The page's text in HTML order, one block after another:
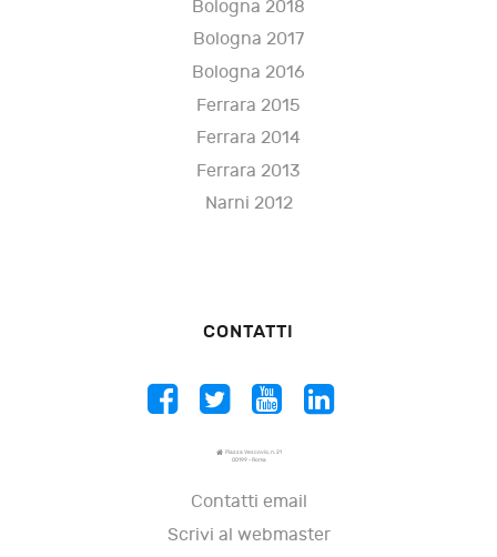
Bologna 2018
Bologna 2017
Bologna 2016
Ferrara 2015
Ferrara 2014
Ferrara 2013
Narni 2012
CONTATTI
Piazza Vescovio, n. 21
00199 - Roma
Contatti email
Scrivi al webmaster